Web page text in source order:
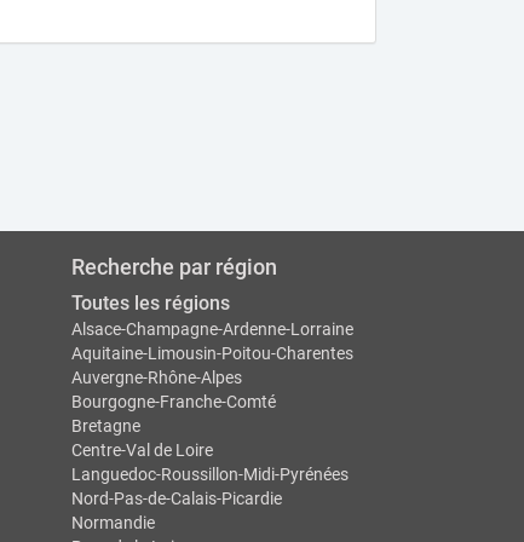
Recherche par région
Toutes les régions
Alsace-Champagne-Ardenne-Lorraine
Aquitaine-Limousin-Poitou-Charentes
Auvergne-Rhône-Alpes
Bourgogne-Franche-Comté
Bretagne
Centre-Val de Loire
Languedoc-Roussillon-Midi-Pyrénées
Nord-Pas-de-Calais-Picardie
Normandie